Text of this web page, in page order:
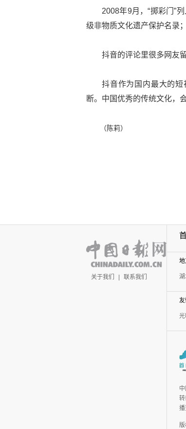
2008年9月，“掷彩门”
级非物质文化遗产保护名录
抖音的评论里很多网友
抖音作为国内最大的
断。中国优秀的传统文化，
（陈莉）
关于我们 联系我们
地
友
光
播